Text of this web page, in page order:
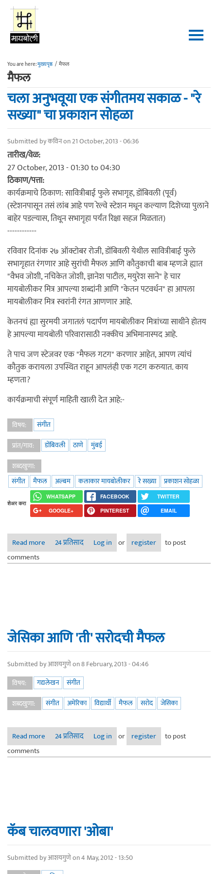
Skip to main content
You are here:मुख्यपृष्ठ / मैफल
मैफल
चला अनुभवूया एक संगीतमय सकाळ - "रे
सख्या" चा प्रकाशन सोहळा
Submitted byकविनon 21 October, 2013 - 06:36
तारीख/वेळ:
27 October, 2013 -01:30to04:30
ठिकाण/पत्ता:
कार्यक्रमाचे ठिकाण: सावित्रीबाई फुले सभागृह, डोंबिवली (पूर्व)
(स्टेशनपासून तसं लांब आहे पण रेल्वे स्टेशन मधून कल्याण दिशेच्या पुलाने
बाहेर पडल्यास, तिथून सभागृहा पर्यंत रिक्षा सहज मिळतात)
------------
रविवार दिनांक २७ ऑक्टोबर रोजी, डोंबिवली येथील सावित्रीबाई फुले
सभागृहात रंगणार आहे सुरांची मैफल आणि कौतुकाची बाब म्हणजे ह्यात
"वैभव जोशी, नचिकेत जोशी, ज्ञानेश पाटील, मयुरेश साने" हे चार
मायबोलीकर मित्र आपल्या शब्दांनी आणि "केतन पटवर्धन" हा आपला
मायबोलीकर मित्र स्वरांनी रंगत आणणार आहे.
केतनचं ह्या सुरमयी जगातलं पदार्पण मायबोलीकर मित्रांच्या साथीने होतय
हे आपल्या मायबोली परिवारासाठी नक्कीच अभिमानास्पद आहे.
ते पाच जण स्टेजवर एक "मैफल गटग" करणार आहेत, आपण त्यांचं
कौतुक करायला उपस्थित राहून आपलंही एक गटग करुयात. काय
म्हणता?
कार्यक्रमाची संपूर्ण माहिती खाली देत आहे:-
विषय:
संगीत
प्रांत/गाव:
डोंबिवली ठाणे
मुंबई
शब्दखुणा:
संगीत
मैफल अल्बम कलाकार मायबोलीकर रे सख्या प्रकाशन सोहळा
शेअर करा
WHATSAPP FACEBOOK
TWITTER
GOOGLE+
PINTEREST EMAIL
Read more about चला अनुभवूया एक संगीतमय सकाळ - "रे सख्या" चा प्रकाशन
सोहळा
24 प्रतिसाद Log in or register
to post
comments
जेसिका आणि 'ती' सरोदची मैफल
Submitted byआशयगुणेon 8 February, 2013 - 04:46
विषय:
गद्यलेखन
संगीत
शब्दखुणा:
संगीत अमेरिका विद्यार्थी मैफल सरोद जेसिका
Read more about जेसिका आणि 'ती' सरोदची मैफल
24 प्रतिसाद Log in or register
to post
comments
कॅब चालवणारा 'ओबा'
Submitted byआशयगुणेon 4 May, 2012 - 13:50